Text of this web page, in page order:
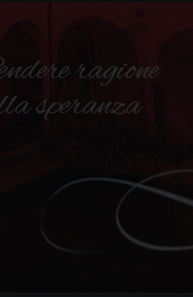
ragione
speranza